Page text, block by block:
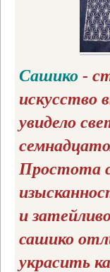
Сашико -
искусство
увидело
Простота
и
сашико
украсить